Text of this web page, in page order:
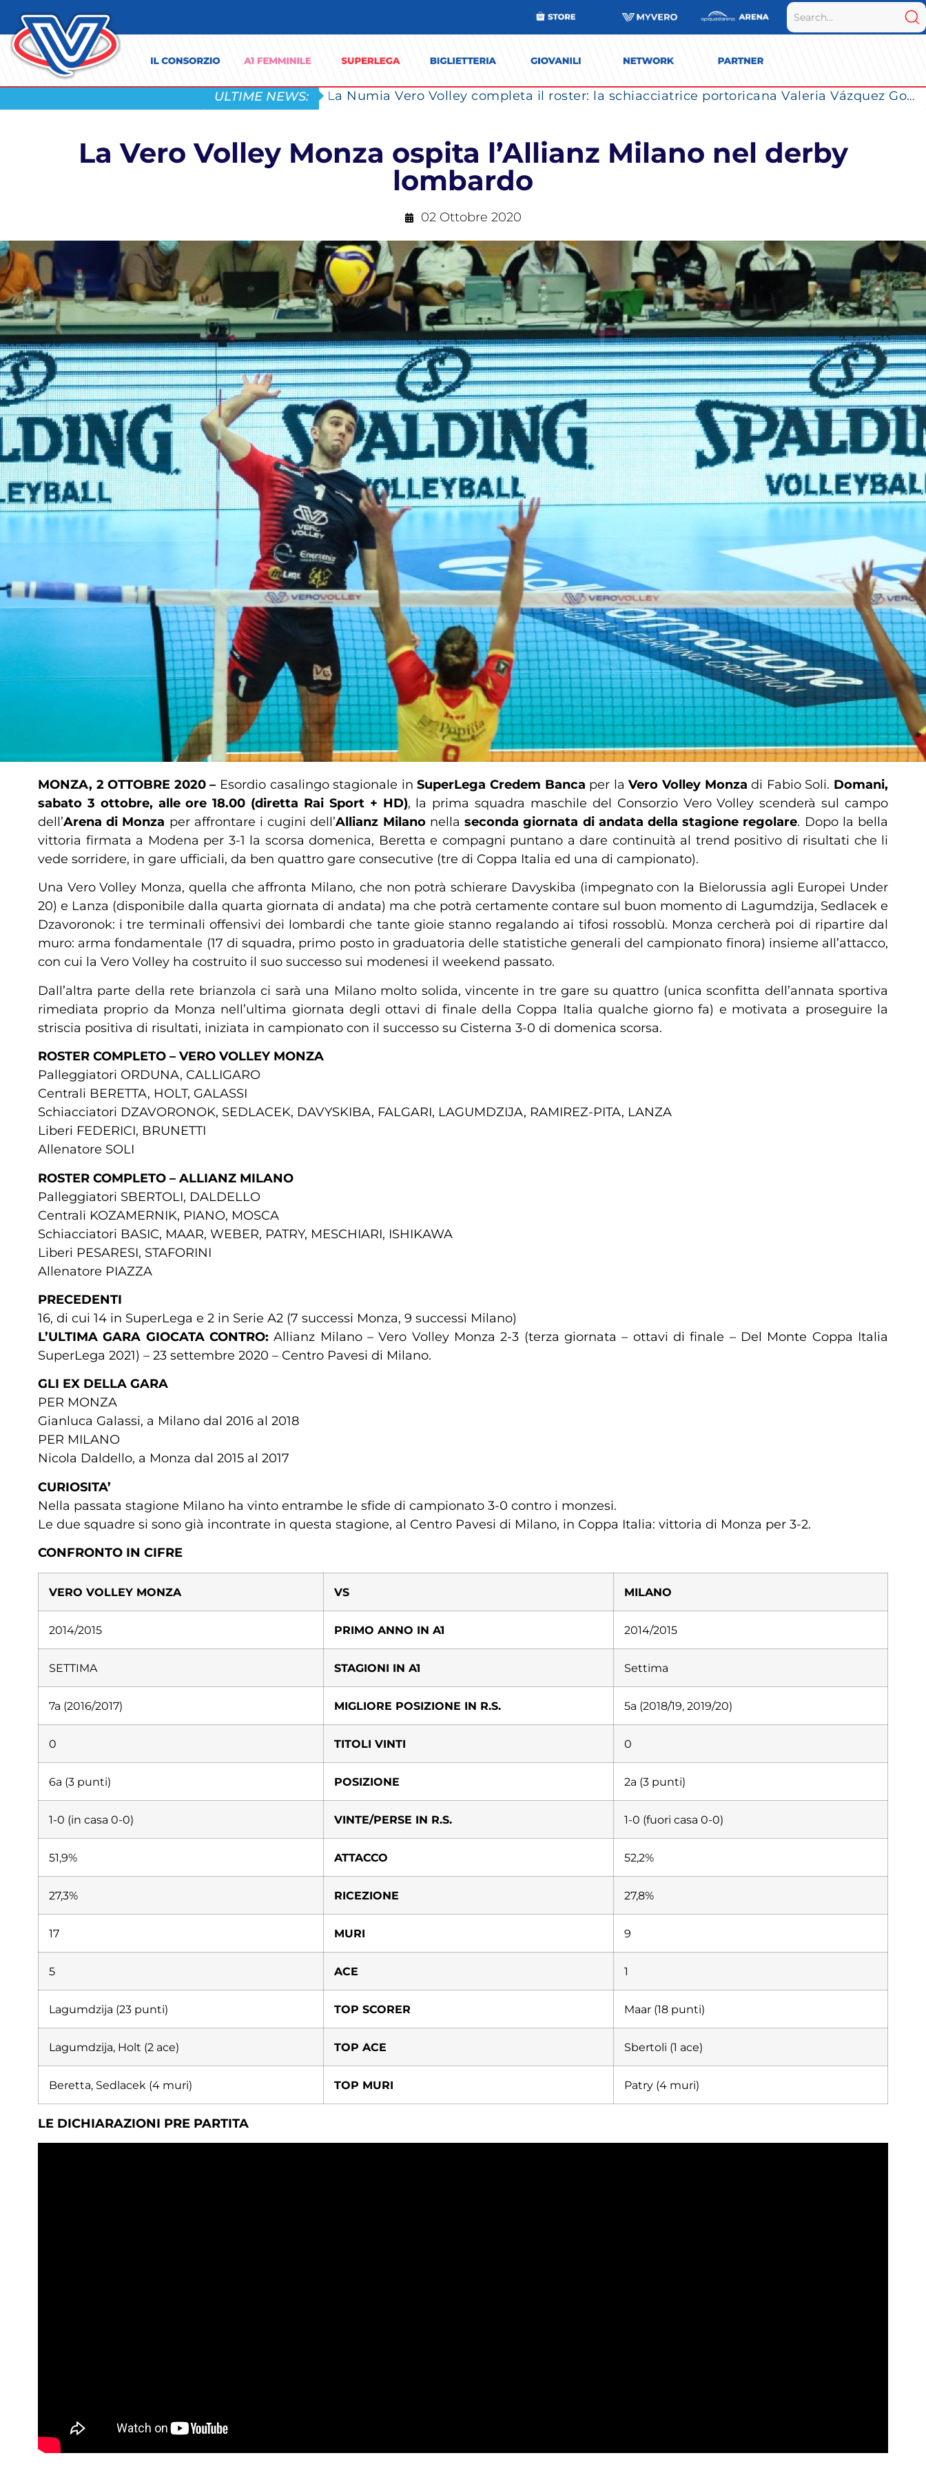
ULTIME NEWS: La Numia Vero Volley completa il roster: la schiacciatrice portoricana Valeria Vázquez Gomez è l’ultimo innesto di Milano per la stagione 2026/2027
La Vero Volley Monza ospita l’Allianz Milano nel derby
lombardo
02 Ottobre 2020
MONZA, 2 OTTOBRE 2020 – Esordio casalingo stagionale inSuperLega Credem Banca per laVero Volley Monza di Fabio Soli. Domani,
sabato 3 ottobre, alle ore 18.00 (diretta Rai Sport + HD), la prima squadra maschile del Consorzio Vero Volley scenderà sul campo
dell’Arena di Monza per affrontare i cugini dell’Allianz Milanonellaseconda giornata di andata della stagione regolare. Dopo la bella
vittoria firmata a Modena per 3-1 la scorsa domenica, Beretta e compagni puntano a dare continuità al trend positivo di risultati che li
vede sorridere, in gare ufficiali, da ben quattro gare consecutive (tre di Coppa Italia ed una di campionato).
Una Vero Volley Monza, quella che affronta Milano, che non potrà schierare Davyskiba (impegnato con la Bielorussia agli Europei Under
20) e Lanza (disponibile dalla quarta giornata di andata) ma che potrà certamente contare sul buon momento di Lagumdzija, Sedlacek e
Dzavoronok: i tre terminali offensivi dei lombardi che tante gioie stanno regalando ai tifosi rossoblù. Monza cercherà poi di ripartire dal
muro: arma fondamentale (17 di squadra, primo posto in graduatoria delle statistiche generali del campionato finora) insieme all’attacco,
con cui la Vero Volley ha costruito il suo successo sui modenesi il weekend passato.
Dall’altra parte della rete brianzola ci sarà una Milano molto solida, vincente in tre gare su quattro (unica sconfitta dell’annata sportiva
rimediata proprio da Monza nell’ultima giornata degli ottavi di finale della Coppa Italia qualche giorno fa) e motivata a proseguire la
striscia positiva di risultati, iniziata in campionato con il successo su Cisterna 3-0 di domenica scorsa.
ROSTER COMPLETO – VERO VOLLEY MONZA
Palleggiatori ORDUNA, CALLIGARO
Centrali BERETTA, HOLT, GALASSI
Schiacciatori DZAVORONOK, SEDLACEK, DAVYSKIBA, FALGARI, LAGUMDZIJA, RAMIREZ-PITA, LANZA
Liberi FEDERICI, BRUNETTI
Allenatore SOLI
ROSTER COMPLETO – ALLIANZ MILANO
Palleggiatori SBERTOLI, DALDELLO
Centrali KOZAMERNIK, PIANO, MOSCA
Schiacciatori BASIC, MAAR, WEBER, PATRY, MESCHIARI, ISHIKAWA
Liberi PESARESI, STAFORINI
Allenatore PIAZZA
PRECEDENTI
16, di cui 14 in SuperLega e 2 in Serie A2 (7 successi Monza, 9 successi Milano)
L’ULTIMA GARA GIOCATA CONTRO:Allianz Milano – Vero Volley Monza 2-3 (terza giornata – ottavi di finale – Del Monte Coppa Italia
SuperLega 2021) – 23 settembre 2020 – Centro Pavesi di Milano.
GLI EX DELLA GARA
PER MONZA
Gianluca Galassi, a Milano dal 2016 al 2018
PER MILANO
Nicola Daldello, a Monza dal 2015 al 2017
CURIOSITA’
Nella passata stagione Milano ha vinto entrambe le sfide di campionato 3-0 contro i monzesi.
Le due squadre si sono già incontrate in questa stagione, al Centro Pavesi di Milano, in Coppa Italia: vittoria di Monza per 3-2.
CONFRONTO IN CIFRE
VERO VOLLEY MONZA VS MILANO
2014/2015 PRIMO ANNO IN A1 2014/2015
SETTIMA STAGIONI IN A1 Settima
7a (2016/2017) MIGLIORE POSIZIONE IN R.S. 5a (2018/19, 2019/20)
0 TITOLI VINTI 0
6a (3 punti) POSIZIONE 2a (3 punti)
1-0 (in casa 0-0) VINTE/PERSE IN R.S. 1-0 (fuori casa 0-0)
51,9% ATTACCO 52,2%
27,3% RICEZIONE 27,8%
17 MURI 9
5 ACE 1
Lagumdzija (23 punti) TOP SCORER Maar (18 punti)
Lagumdzija, Holt (2 ace) TOP ACE Sbertoli (1 ace)
Beretta, Sedlacek (4 muri) TOP MURI Patry (4 muri)
LE DICHIARAZIONI PRE PARTITA